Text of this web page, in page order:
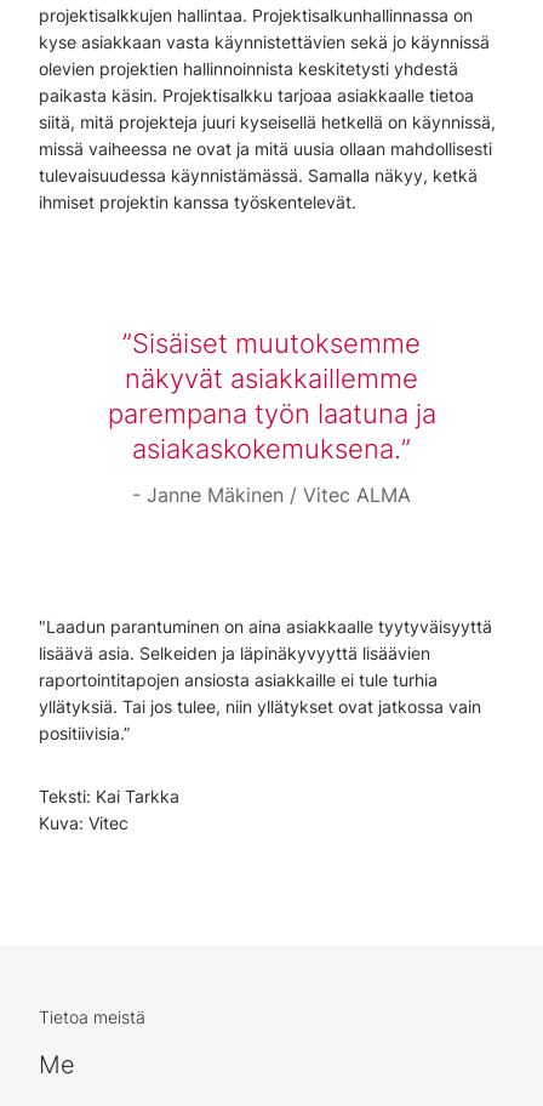
projektisalkkujen hallintaa. Projektisalkunhallinnassa on
kyse asiakkaan vasta käynnistettävien sekä jo käynnissä
olevien projektien hallinnoinnista keskitetysti yhdestä
paikasta käsin. Projektisalkku tarjoaa asiakkaalle tietoa
siitä, mitä projekteja juuri kyseisellä hetkellä on käynnissä,
missä vaiheessa ne ovat ja mitä uusia ollaan mahdollisesti
tulevaisuudessa käynnistämässä. Samalla näkyy, ketkä
ihmiset projektin kanssa työskentelevät.
Sisäiset muutoksemme
näkyvät asiakkaillemme
parempana työn laatuna ja
asiakaskokemuksena.
Janne Mäkinen / Vitec ALMA
"Laadun parantuminen on aina asiakkaalle tyytyväisyyttä
lisäävä asia. Selkeiden ja läpinäkyvyyttä lisäävien
raportointitapojen ansiosta asiakkaille ei tule turhia
yllätyksiä. Tai jos tulee, niin yllätykset ovat jatkossa vain
positiivisia.”
Teksti: Kai Tarkka
Kuva: Vitec
Tietoa meistä
Me